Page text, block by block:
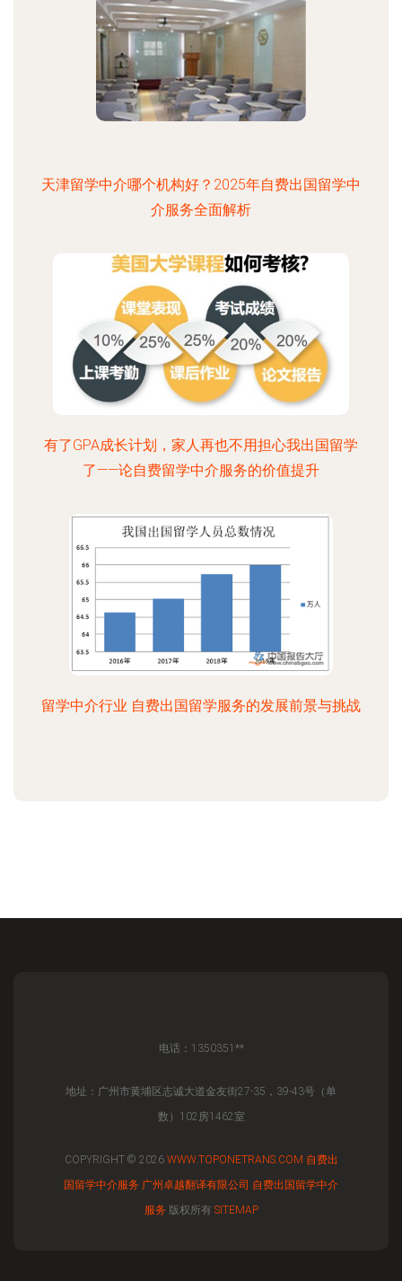
天津留学中介哪个机构好？2025年自费出国留学中
介服务全面解析
有了GPA成长计划，家人再也不用担心我出国留学
了——论自费留学中介服务的价值提升
留学中介行业 自费出国留学服务的发展前景与挑战
电话：1350351**
地址：广州市黄埔区志诚大道金友街27-35，39-43号（单
数）102房1462室
COPYRIGHT © 2026 WWW.TOPONETRANS.COM 自费出
国留学中介服务 广州卓越翻译有限公司 自费出国留学中介
服务 版权所有 SITEMAP